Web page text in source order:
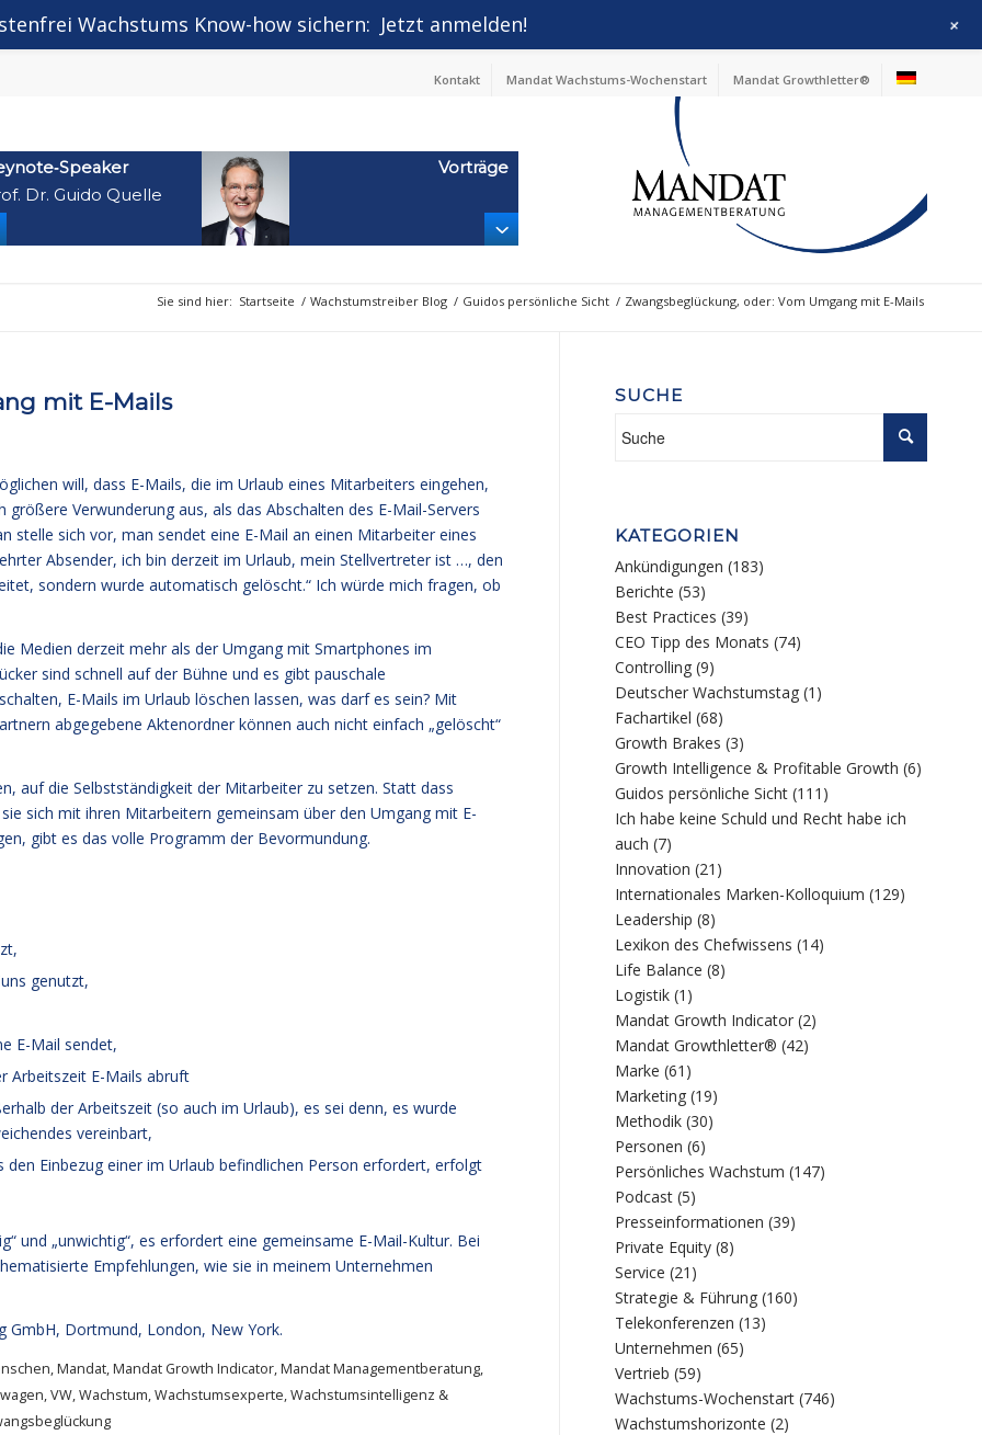
Kontakt Mandat Wachstums-Wochenstart Mandat Growthletter®
Dr. Guido Quelle
Vorträge
Sie sind hier: Startseite / Wachstumstreiber Blog / Guidos persönliche Sicht / Zwangsbeglückung, oder: Vom Umgang mit E-Mails
mit E-Mails
will, dass E-Mails, die im Urlaub eines Mitarbeiters eingehen,
Verwunderung aus, als das Abschalten des E-Mail-Servers
stelle sich vor, man sendet eine E-Mail an einen Mitarbeiter eines
Absender, ich bin derzeit im Urlaub, mein Stellvertreter ist …, den
sondern wurde automatisch gelöscht.“ Ich würde mich fragen, ob
Medien derzeit mehr als der Umgang mit Smartphones im
sind schnell auf der Bühne und es gibt pauschale
E-Mails im Urlaub löschen lassen, was darf es sein? Mit
abgegebene Aktenordner können auch nicht einfach „gelöscht“
auf die Selbstständigkeit der Mitarbeiter zu setzen. Statt dass
sich mit ihren Mitarbeitern gemeinsam über den Umgang mit E-
gibt es das volle Programm der Bevormundung.
genutzt,
E-Mail sendet,
Arbeitszeit E-Mails abruft
der Arbeitszeit (so auch im Urlaub), es sei denn, es wurde
vereinbart,
Einbezug einer im Urlaub befindlichen Person erfordert, erfolgt
und „unwichtig“, es erfordert eine gemeinsame E-Mail-Kultur. Bei
Empfehlungen, wie sie in meinem Unternehmen
GmbH, Dortmund, London, New York.
,Mandat,Mandat Growth Indicator,Mandat Managementberatung,
,VW,Wachstum,Wachstumsexperte,Wachstumsintelligenz &
SUCHE
KATEGORIEN
Ankündigungen (183)
Berichte (53)
Best Practices (39)
CEO Tipp des Monats (74)
Controlling (9)
Deutscher Wachstumstag (1)
Fachartikel (68)
Growth Brakes (3)
Growth Intelligence & Profitable Growth (6)
Guidos persönliche Sicht (111)
Ich habe keine Schuld und Recht habe ich
auch (7)
Innovation (21)
Internationales Marken-Kolloquium (129)
Leadership (8)
Lexikon des Chefwissens (14)
Life Balance (8)
Logistik (1)
Mandat Growth Indicator (2)
Mandat Growthletter® (42)
Marke (61)
Marketing (19)
Methodik (30)
Personen (6)
Persönliches Wachstum (147)
Podcast (5)
Presseinformationen (39)
Private Equity (8)
Service (21)
Strategie & Führung (160)
Telekonferenzen (13)
Unternehmen (65)
Vertrieb (59)
Wachstums-Wochenstart (746)
Wachstumshorizonte (2)
Wachstums Know-how sichern: Jetzt anmelden! +